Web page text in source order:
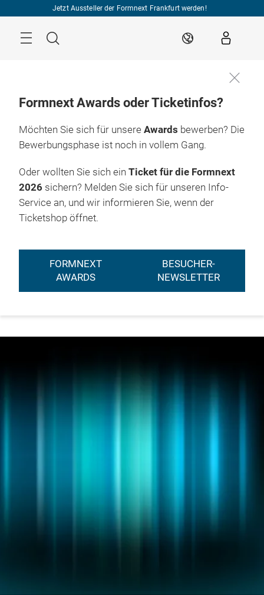
Jetzt Aussteller der Formnext Frankfurt werden!
Suche DE
Formnext Awards oder Ticketinfos?
Möchten Sie sich für unsere Awards bewerben? Die
Bewerbungsphase ist noch in vollem Gang.
Oder wollten Sie sich ein Ticket für die Formnext
2026 sichern? Melden Sie sich für unseren Info-
Service an, und wir informieren Sie, wenn der
Ticketshop öffnet.
FORMNEXT
AWARDS
BESUCHER-
NEWSLETTER
17. – 20.11.2026
Frankfurt am Main
Finalisten &
Gewinner
2025